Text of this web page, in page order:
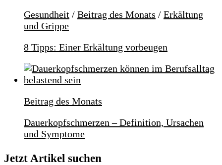
Gesundheit / Beitrag des Monats / Erkältung
und Grippe
8 Tipps: Einer Erkältung vorbeugen
Beitrag des Monats
Dauerkopfschmerzen – Definition, Ursachen
und Symptome
Jetzt Artikel suchen